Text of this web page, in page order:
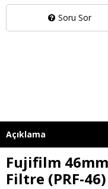
Soru Sor
Açıklama
Fujifilm
Filtre (PRF-46)